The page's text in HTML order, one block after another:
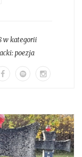
w kategorii
poezja